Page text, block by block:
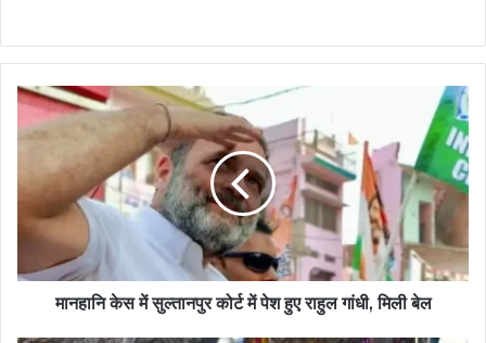
मानहानि केस में सुल्तानपुर कोर्ट में पेश हुए राहुल गांधी, मिली बेल